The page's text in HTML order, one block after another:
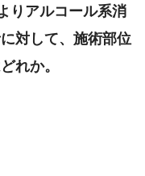
りアルコール系消
対して、施術部位
れか。